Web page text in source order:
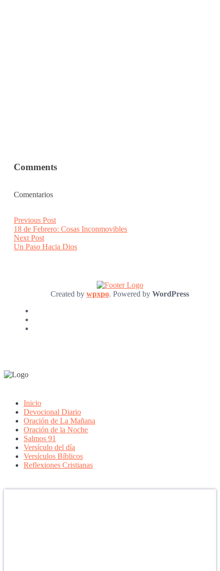
Comments
Comentarios
Post
navigation
Previous PostPrevious
post:
18 de Febrero: Cosas Inconmovibles
Next PostNext
post:
Un Paso Hacia Dios
Created by wpxpo. Powered by WordPress
Inicio
Devocional Diario
Oración de La Mañana
Oración de la Noche
Salmos 91
Versículo del día
Versículos Bíblicos
Reflexiones Cristianas